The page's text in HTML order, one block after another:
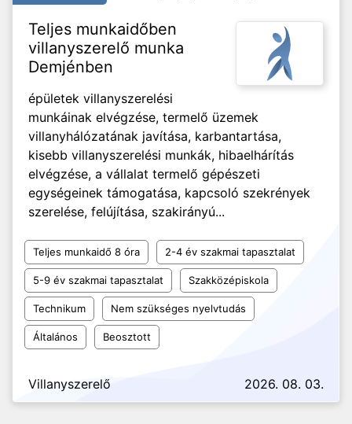
Teljes munkaidőben
villanyszerelő munka
Demjénben
épületek villanyszerelési
munkáinak elvégzése, termelő üzemek
villanyhálózatának javítása, karbantartása,
kisebb villanyszerelési munkák, hibaelhárítás
elvégzése, a vállalat termelő gépészeti
egységeinek támogatása, kapcsoló szekrények
szerelése, felújítása, szakirányú...
Teljes munkaidő 8 óra 2-4 év szakmai tapasztalat
5-9 év szakmai tapasztalat Szakközépiskola
Technikum Nem szükséges nyelvtudás
Általános Beosztott
Villanyszerelő 2026. 08. 03.